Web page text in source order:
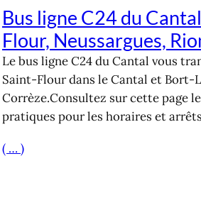
Bus ligne C24 du
Flour, Neussargues,
Le bus ligne C24 du Cantal vous
Saint-Flour dans le Cantal et Bort-
Corrèze.Consultez sur cette page
pratiques pour les horaires et
( … )